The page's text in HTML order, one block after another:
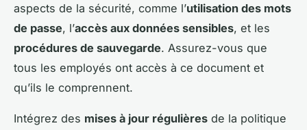
aspects de la sécurité, comme l’utilisation des mots
de passe, l’accès aux données sensibles, et les
procédures de sauvegarde. Assurez-vous que
tous les employés ont accès à ce document et
qu’ils le comprennent.
Intégrez des mises à jour régulières de la politique